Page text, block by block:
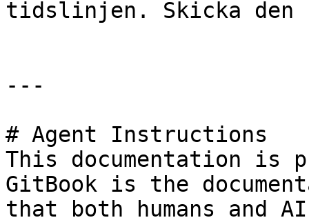
tidslinjen. Skicka den
---
# Agent Instructions
This documentation is
GitBook is the
that both humans and